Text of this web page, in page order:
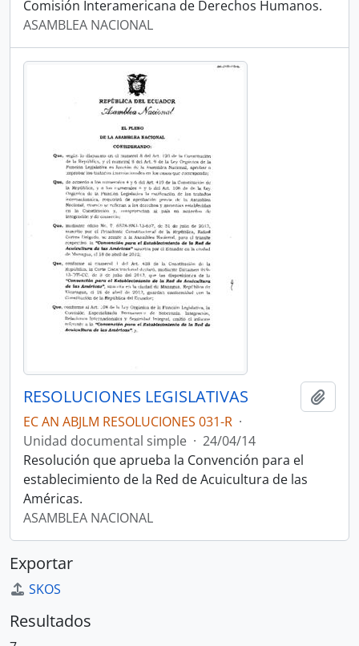
Comisión Interamericana de Derechos Humanos.
ASAMBLEA NACIONAL
RESOLUCIONES LEGISLATIVAS
EC AN ABJLM RESOLUCIONES 031-R ·
Unidad documental simple · 24/04/14
Resolución que aprueba la Convención para el
establecimiento de la Red de Acuicultura de las
Américas.
ASAMBLEA NACIONAL
Exportar
SKOS
Resultados